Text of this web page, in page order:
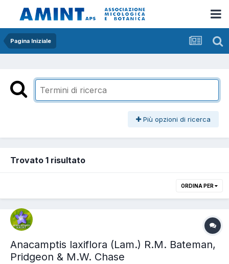
Pagina Iniziale
Più opzioni di ricerca
Trovato 1 risultato
ORDINA PER
Anacamptis laxiflora (Lam.) R.M. Bateman,
Pridgeon & M.W. Chase